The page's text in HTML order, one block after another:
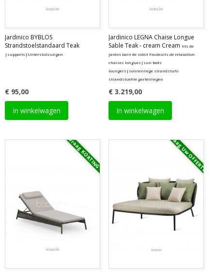
Jardinico BYBLOS
Strandstoelstandaard Teak
|supports|Unterstützungen
€ 95,00
In winkelwagen
Jardinico LEGNA Chaise Longue
Sable Teak - cream Cream lits de
jardin bain de soleil Fauteuils de relaxation
chaises longues|sun beds
loungers|sonnenliege strandstuhl
strandstuehle gartenliegen
€ 3.219,00
In winkelwagen
Vraag KORTING Vraag Uw OFFERTE